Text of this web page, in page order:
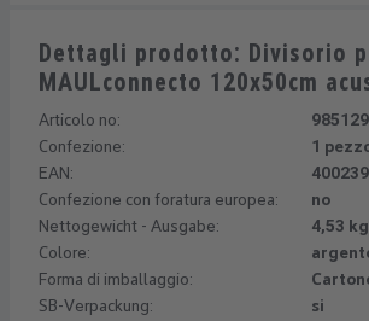
Dettagli prodotto: Divisorio
MAULconnecto 120x50cm
Articolo no:
Confezione:
1
EAN:
Confezione con foratura europea:
no
Nettogewicht - Ausgabe:
4,53 kg
Colore:
Forma di imballaggio:
SB-Verpackung:
si